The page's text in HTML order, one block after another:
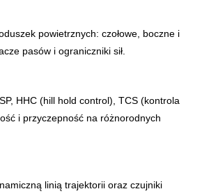
powietrznych: czołowe, boczne i
pasów i ograniczniki sił.
HHC (hill hold control), TCS (kontrola
i przyczepność na różnorodnych
linią trajektorii oraz czujniki